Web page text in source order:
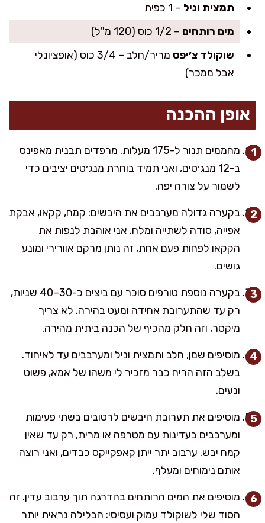
תמצית וניל – 1 כפית
מים רותחים – 1/2 כוס (120 מ"ל)
שוקולד צ׳יפס
מריר/חלב – 3/4 כוס (אופציונלי
אבל ממכר)
אופן ההכנה
מחממים תנור ל-175 מעלות. מרפדים תבנית מאפינס
ב-12 מנג׳טים, ואני תמיד בוחרת מנג׳טים יציבים כדי
לשמור על צורה יפה.
בקערה גדולה מערבבים את היבשים: קמח, קקאו, אבקת
אפייה, סודה לשתייה ומלח. אני אוהבת לנפות את
הקקאו לפחות פעם אחת, זה נותן מרקם אוורירי ומונע
גושים.
בקערה נוספת טורפים סוכר עם ביצים כ-30–40 שניות,
רק עד שהתערובת אחידה ומעט בהירה. לא צריך
מיקסר, וזה חלק מהכיף של הכנה ביתית מהירה.
מוסיפים שמן, חלב ותמצית וניל ומערבבים עד לאיחוד.
בשלב הזה הריח כבר מזכיר לי משהו של אמא, פשוט
ונעים.
מוסיפים את תערובת היבשים לרטובים בשתי פעימות
ומערבבים בעדינות עם מטרפה או מרית, רק עד שאין
קמח יבש. ערבוב יתר ייתן קאפקייקס כבדים, ואני רוצה
אותם נימוחים ומעלף.
מוסיפים את המים הרותחים בהדרגה תוך ערבוב עדין. זה
הסוד שלי לשוקולד עמוק ועסיסי: הבלילה נראית יותר